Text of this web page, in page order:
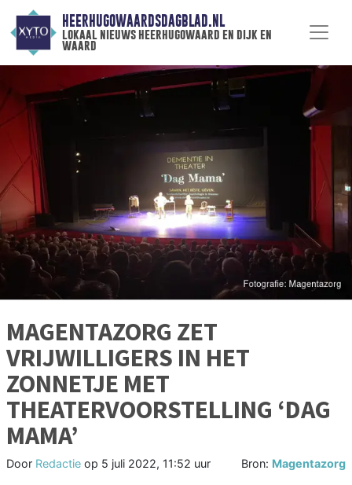
HEERHUGOWAARDSDAGBLAD.NL
lokaal nieuws heerhugowaard en dijk en
waard
MAGENTAZORG ZET
VRIJWILLIGERS IN HET
ZONNETJE MET
THEATERVOORSTELLING ‘DAG
MAMA’
Door Redactie op 5 juli 2022, 11:52 uur Bron: Magentazorg